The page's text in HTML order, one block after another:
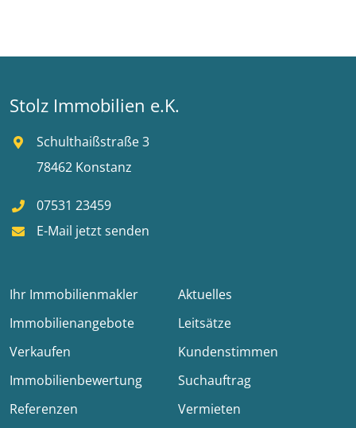
Stolz Immobilien e.K.
Schulthaißstraße 3
78462 Konstanz
07531 23459
E-Mail jetzt senden
Ihr Immobilienmakler
Aktuelles
Immobilienangebote
Leitsätze
Verkaufen
Kundenstimmen
Immobilienbewertung
Suchauftrag
Referenzen
Vermieten